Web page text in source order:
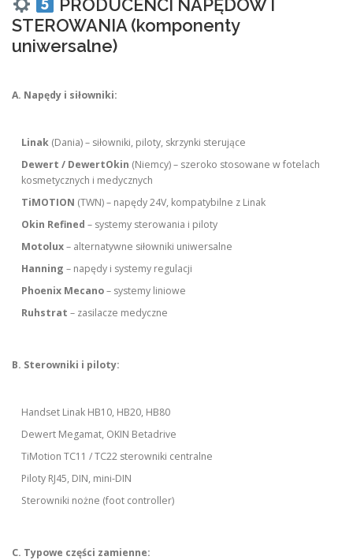
PRODUCENCI NAPĘDÓW I
STEROWANIA (komponenty
uniwersalne)
A. Napędy i siłowniki:
Linak (Dania) – siłowniki, piloty, skrzynki sterujące
Dewert / DewertOkin (Niemcy) – szeroko stosowane w fotelach
kosmetycznych i medycznych
TiMOTION (TWN) – napędy 24V, kompatybilne z Linak
Okin Refined – systemy sterowania i piloty
Motolux– alternatywne siłowniki uniwersalne
Hanning – napędy i systemy regulacji
Phoenix Mecano– systemy liniowe
Ruhstrat – zasilacze medyczne
B. Sterowniki i piloty:
Handset Linak HB10, HB20, HB80
Dewert Megamat, OKIN Betadrive
TiMotion TC11 / TC22 sterowniki centralne
Piloty RJ45, DIN, mini-DIN
Sterowniki nożne (foot controller)
C. Typowe części zamienne: